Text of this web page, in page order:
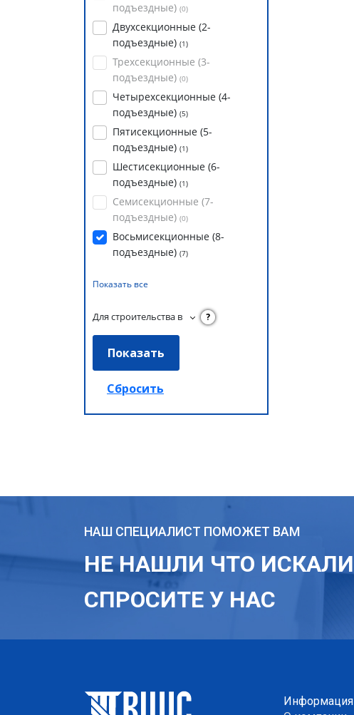
подъездные) (0)
Двухсекционные (2-
подъездные) (1)
Трехсекционные (3-
подъездные) (0)
Четырехсекционные (4-
подъездные) (5)
Пятисекционные (5-
подъездные) (1)
Шестисекционные (6-
подъездные) (1)
Семисекционные (7-
подъездные) (0)
Восьмисекционные (8-
подъездные) (7)
Показать все
Для строительства в ?
НАШ СПЕЦИАЛИСТ ПОМОЖЕТ ВАМ
НЕ НАШЛИ ЧТО ИСКАЛИ
СПРОСИТЕ У НАС
Информация